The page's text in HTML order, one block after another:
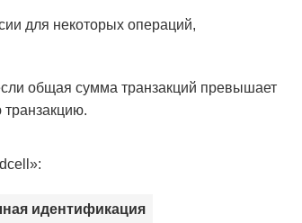
для некоторых операций,
общая сумма транзакций превышает
идентификация